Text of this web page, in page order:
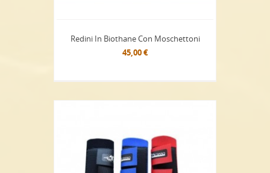
Redini In Biothane Con Moschettoni
45,00 €